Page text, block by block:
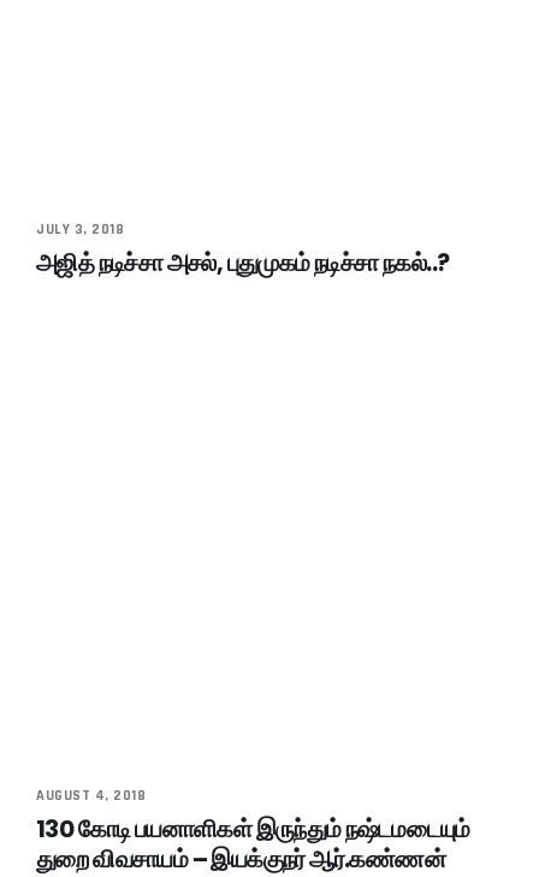
JULY 3, 2018
அஜித் நடிச்சா அசல், புதுமுகம் நடிச்சா நகல்..?
AUGUST 4, 2018
130 கோடி பயனாளிகள் இருந்தும் நஷ்டமடையும்
துறை விவசாயம் – இயக்குநர் ஆர்.கண்ணன்